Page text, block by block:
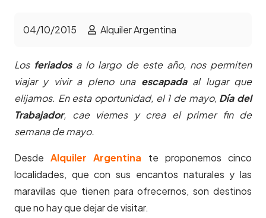
04/10/2015 Alquiler Argentina
Los feriadosa lo largo de este año, nos permiten
viajar y vivir a pleno una escapada al lugar que
elijamos. En esta oportunidad, el 1 de mayo, Día del
Trabajador, cae viernes y crea el primer fin de
semana de mayo.
DesdeAlquiler Argentina te proponemos cinco
localidades, que con sus encantos naturales y las
maravillas que tienen para ofrecernos, son destinos
que no hay que dejar de visitar.